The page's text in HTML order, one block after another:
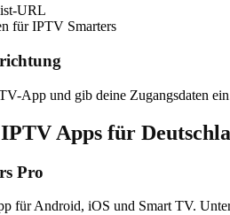
URL
für IPTV Smarters
App und gib deine Zugangsdaten
Apps für
Pro
für Android, iOS und Smart TV.